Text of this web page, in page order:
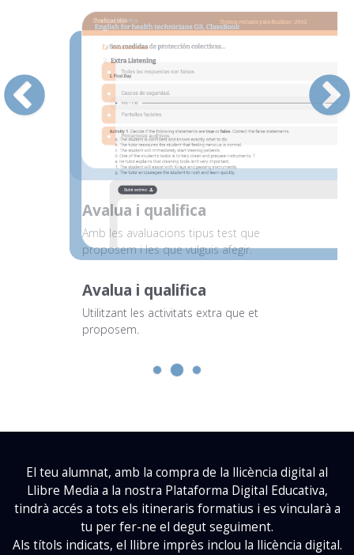
Avalua i qualifica
Utilitzant les activitats extra que et
proposem.
Avalua i qualifica
Amb les avaluacions tipus test que
proposem i les que vulguis afegir.
Avalua i qualifica
Amb el qualificador que pondera les
diferents tipologies d'activitats que
necessitis utilitzar.
El teu alumnat, amb la compra de la llicència digital al
Llibre Media a la nostra Plataforma Digital Educativa,
tindrà accés a tots els itineraris formatius i es vincularà a
tu per fer-ne el degut seguiment.
Als títols indicats, el llibre imprès inclou la llicència digital.